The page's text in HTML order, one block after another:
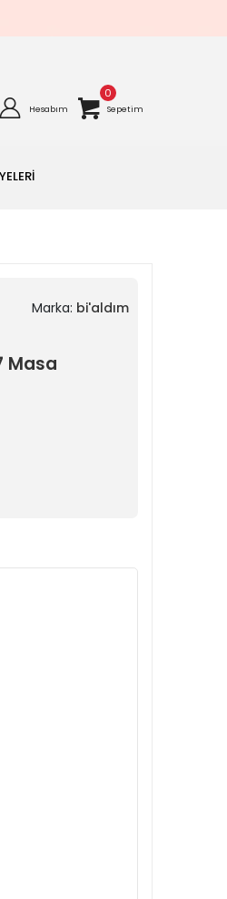
Hesabım
0
Sepetim
Marka: bi'aldım
Masa